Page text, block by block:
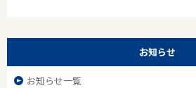
お知らせ
お知らせ一覧